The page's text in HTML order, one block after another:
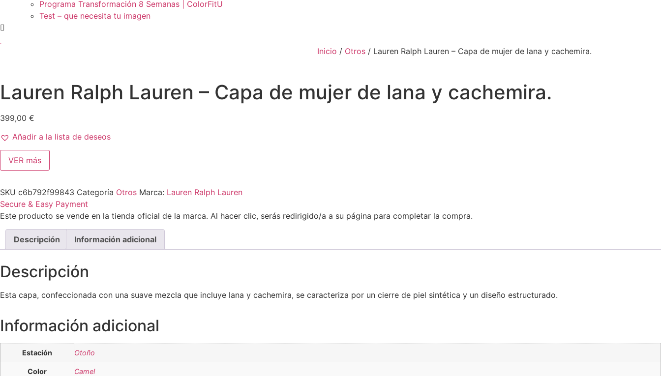
Programa Transformación 8 Semanas | ColorFitU
Test – que necesita tu imagen
Inicio / Otros / Lauren Ralph Lauren – Capa de mujer de lana y cachemira.
Lauren Ralph Lauren – Capa de mujer de lana y cachemira.
399,00 €
Añadir a la lista de deseos
VER más
SKU c6b792f99843 Categoría Otros Marca: Lauren Ralph Lauren
Secure & Easy Payment
Este producto se vende en la tienda oficial de la marca. Al hacer clic, serás redirigido/a a su página para completar la compra.
Descripción Información adicional
Descripción
Esta capa, confeccionada con una suave mezcla que incluye lana y cachemira, se caracteriza por un cierre de piel sintética y un diseño estructurado.
Información adicional
Estación Otoño
Color Camel